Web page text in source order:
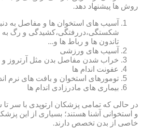
روش ها پیشنهاد دهد.
آسیب های استخوان ها و مفاصل به
شکستگی،دررفتگی،کشیدگی و رگ
تاندون ها و رباط ها و...
آسیب های ورزشی
خراب شدن مفاصل بدن مثل آرتروز
عفونت اندام ها
تومورهای استخوان و بافت های نرم
بیماری های مادرزادی اندام ها
در حالی که تمامی پزشکان ارتوپدی با سر
و استخوانی آشنا هستند؛ بسیاری از این
خاصی از بدن تخصص دارند.